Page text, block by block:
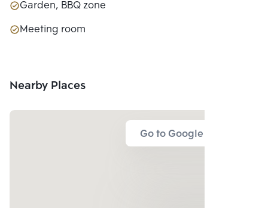
Garden, BBQ zone
Meeting room
Nearby Places
Go to Google Map